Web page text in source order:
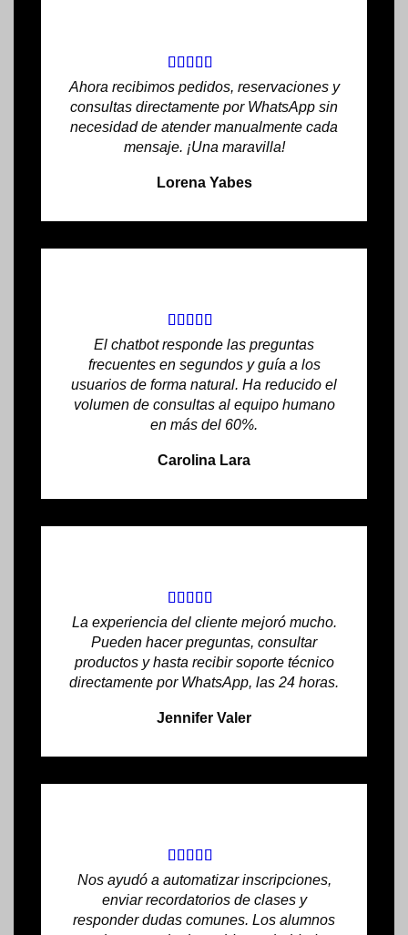
Ahora recibimos pedidos, reservaciones y
consultas directamente por WhatsApp sin
necesidad de atender manualmente cada
mensaje. ¡Una maravilla!
Lorena Yabes
El chatbot responde las preguntas
frecuentes en segundos y guía a los
usuarios de forma natural. Ha reducido el
volumen de consultas al equipo humano
en más del 60%.
Carolina Lara
La experiencia del cliente mejoró mucho.
Pueden hacer preguntas, consultar
productos y hasta recibir soporte técnico
directamente por WhatsApp, las 24 horas.
Jennifer Valer
Nos ayudó a automatizar inscripciones,
enviar recordatorios de clases y
responder dudas comunes. Los alumnos